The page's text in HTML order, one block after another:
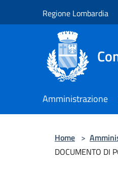
Regione Lombardia
Amministrazione
Home >
DOCUMENTO DI